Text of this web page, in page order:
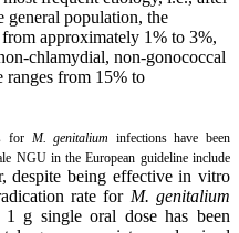
general population, the
from approximately 1% to 3%,
chlamydial, non-gonococcal
from 15% to
for M. genitalium infections have been
NGU in the European guideline include
despite being effective in vitro
rate for M. genitalium
1 g single oral dose has been